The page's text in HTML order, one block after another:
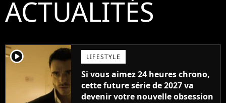
ACTUALITÉS
player2 LIFESTYLE
Si vous aimez 24 heures chrono,
cette future série de 2027 va
devenir votre nouvelle obsession